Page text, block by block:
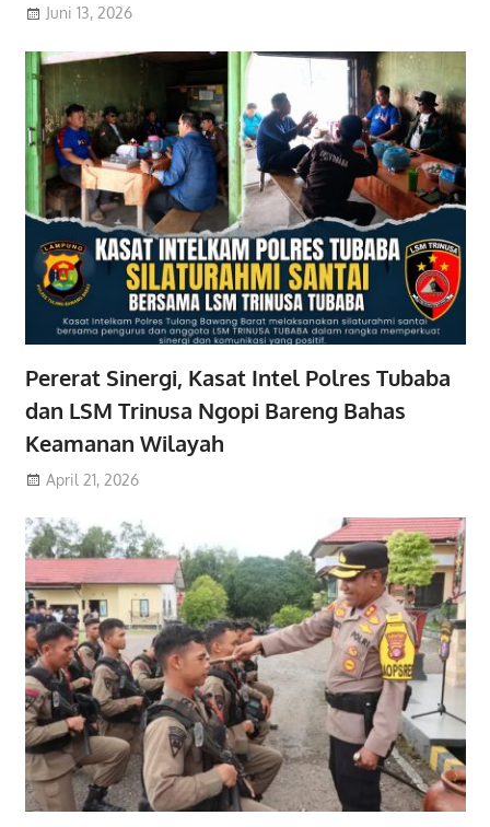
Juni 13, 2026
Pererat Sinergi, Kasat Intel Polres Tubaba
dan LSM Trinusa Ngopi Bareng Bahas
Keamanan Wilayah
April 21, 2026